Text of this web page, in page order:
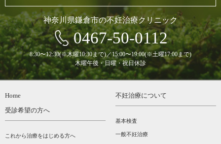
神奈川県鎌倉市の不妊治療クリニック
0467-50-0112
8:30〜12:30(※木曜10:30まで)／15:00〜19:00(※土曜17:00まで)
木曜午後・日曜・祝日休診
Home
受診希望の方へ
これから治療をはじめる方へ
不妊治療について
基本検査
一般不妊治療